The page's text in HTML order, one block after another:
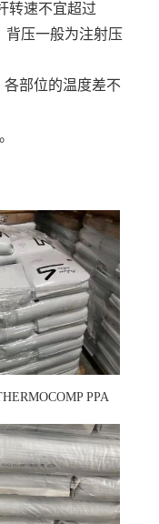
转速不宜超过
背压一般为注射压
部位的温度差不
PPA